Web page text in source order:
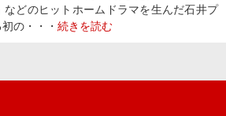
などのヒットホームドラマを生んだ石井プ
の・・・ 続きを読む